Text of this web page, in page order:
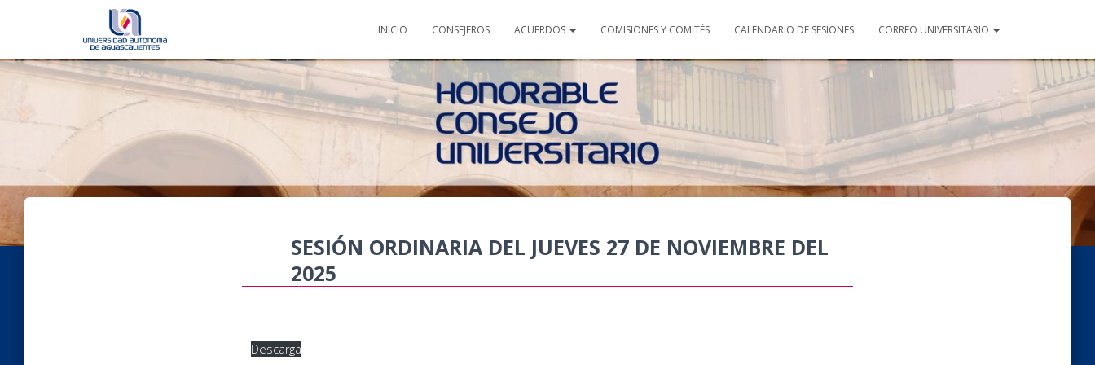
INICIO CONSEJEROS ACUERDOS COMISIONES Y COMITÉS CALENDARIO DE SESIONES CORREO UNIVERSITARIO
SESIÓN ORDINARIA DEL JUEVES 27 DE NOVIEMBRE DEL
2025
Descarga